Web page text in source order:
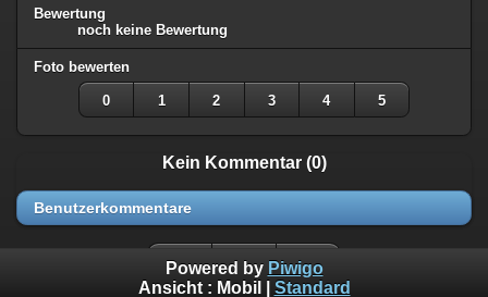
Bewertung
noch keine Bewertung
Foto bewerten
0 1 2 3 4 5
Kein Kommentar (0)
Benutzerkommentare
Powered by Piwigo
Ansicht : Mobil Standard